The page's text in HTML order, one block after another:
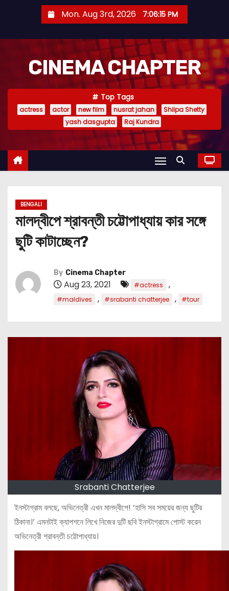
e
Mon. Aug 3rd, 2026 7:06:16 PM
CINEMA CHAPTER
Top Tags
actress actor new film nusrat jahan
Shilpa Shetty
yash dasgupta
Raj Kundra
BENGALI
মালদ্বীপে শ্রাবন্তী চট্টোপাধ্যায় কার সঙ্গে
ছুটি কাটাচ্ছেন?
By Cinema Chapter
Aug 23, 2021 #actress ,
#maldives , #srabanti chatterjee , #tour
Srabanti Chatterjee
ইনস্টাগ্রাম বলছে, অভিনেত্রী এখন মালদ্বীপে! ‘হাসি সব সময়ের জন্য ছুটির
ঠিকানা।’ এমনটাই ক্যাপশনে লিখে নিজের দুটি ছবি ইনস্টাগ্রামে পোস্ট করেন
অভিনেত্রী শ্রাবন্তী চট্টোপাধ্যায়।